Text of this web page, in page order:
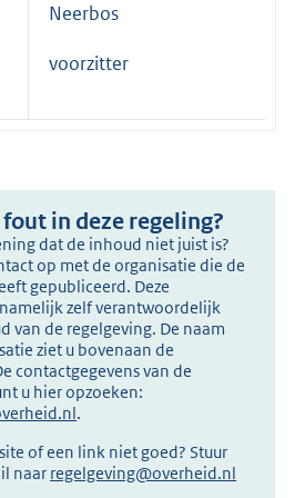
Neerbos
voorzitter
in deze regeling?
dat de inhoud niet juist is?
op met de organisatie die de
gepubliceerd. Deze
zelf verantwoordelijk
van de regelgeving. De naam
ziet u bovenaan de
contactgegevens van de
u hier opzoeken:
.
of een link niet goed? Stuur
naar regelgeving@overheid.nl